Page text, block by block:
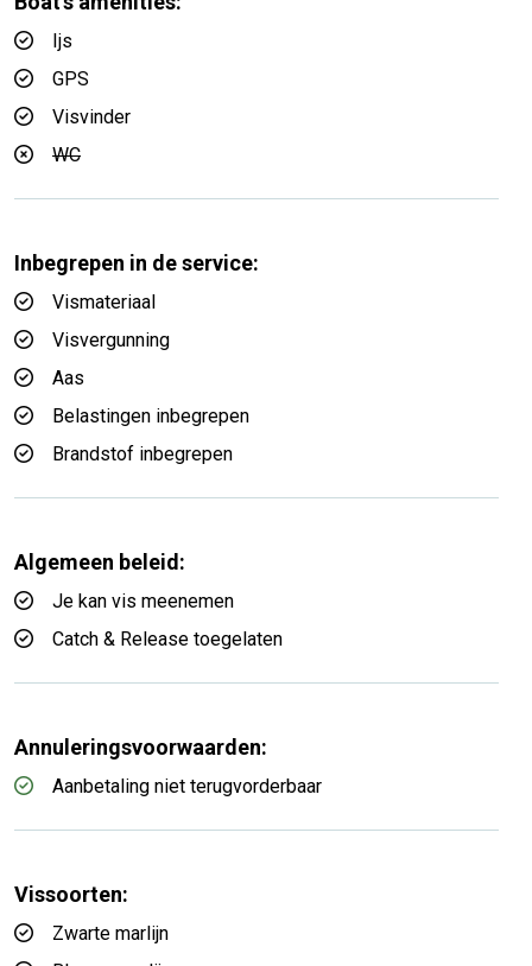
Ijs
GPS
Visvinder
WC
Inbegrepen in de service:
Vismateriaal
Visvergunning
Aas
Belastingen inbegrepen
Brandstof inbegrepen
Algemeen beleid:
Je kan vis meenemen
Catch & Release toegelaten
Annuleringsvoorwaarden:
Aanbetaling niet terugvorderbaar
Vissoorten:
Zwarte marlijn